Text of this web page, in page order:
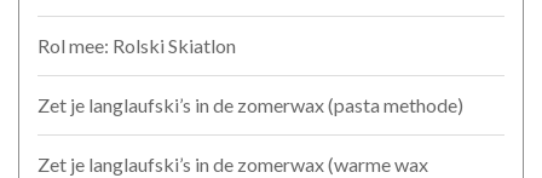
Rol mee: Rolski Skiatlon
Zet je langlaufski’s in de zomerwax (pasta methode)
Zet je langlaufski’s in de zomerwax (warme wax